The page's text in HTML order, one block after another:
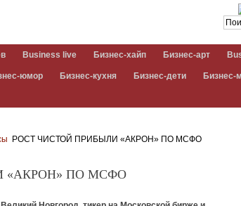
Business live Бизнес-хайп Бизнес-арт
юмор Бизнес-кухня Бизнес-дети Бизнес-
РОСТ ЧИСТОЙ ПРИБЫЛИ «АКРОН» ПО МСФО
«АКРОН» ПО МСФО